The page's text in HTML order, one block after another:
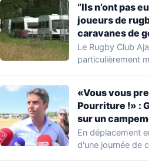
“Ils n’ont pas
joueurs de
caravanes de
s’installer
délogent en
Le Rugby Club
particulièrement
«Vous vous
Pourriture !» :
sur un
du voyage
En déplacement
d'une journée de